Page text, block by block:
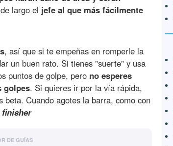
largo el jefe al que más fácilmente
, así que si te empeñas en romperle la
un buen rato. Si tienes "suerte" y usa
puntos de golpe, pero no esperes
golpes. Si quieres ir por la vía rápida,
Cuando agotes la barra, como con
finisher
DE GUÍAS